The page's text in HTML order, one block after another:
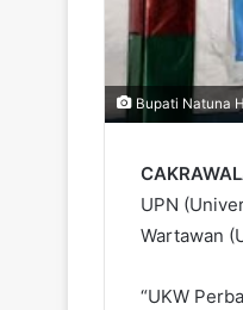
Bupati Natuna
UPN
Wartawan
“UKW